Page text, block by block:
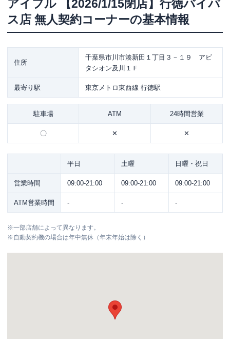
アイフル
【2026/1/15閉店】行徳バイパ
ス店 無人契約コーナーの基本情報
住所
千葉県市川市湊新田１丁目３－１９ アビ
タシオン及川１Ｆ
最寄り駅 東京メトロ東西線 行徳駅
駐車場 ATM 24時間営業
〇 ✕ ✕
平日 土曜 日曜・祝日
営業時間 09:00-21:00 09:00-21:00 09:00-21:00
ATM営業時間 - - -
※一部店舗によって異なります。
※自動契約機の場合は年中無休（年末年始は除く）